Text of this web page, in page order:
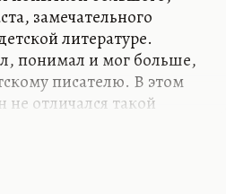
замечательного
литературе.
понимал и мог больше,
писателю. В этом
отличался такой
сюжетным
знаете, Булычев был
если Стругацкие, как и